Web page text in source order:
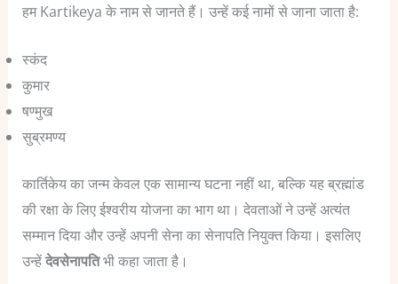
हम Kartikeya के नाम से जानते हैं। उन्हें कई नामों से जाना जाता है:
स्कंद
कुमार
षण्मुख
सुब्रमण्य
कार्तिकेय का जन्म केवल एक सामान्य घटना नहीं था, बल्कि यह ब्रह्मांड
की रक्षा के लिए ईश्वरीय योजना का भाग था। देवताओं ने उन्हें अत्यंत
सम्मान दिया और उन्हें अपनी सेना का सेनापति नियुक्त किया। इसलिए
उन्हेंदेवसेनापतिभी कहा जाता है।